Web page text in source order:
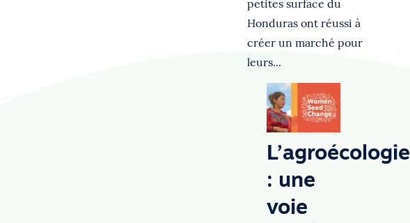
petites surface du
Honduras ont réussi à
créer un marché pour
leurs...
L’agroécologie
: une
voie